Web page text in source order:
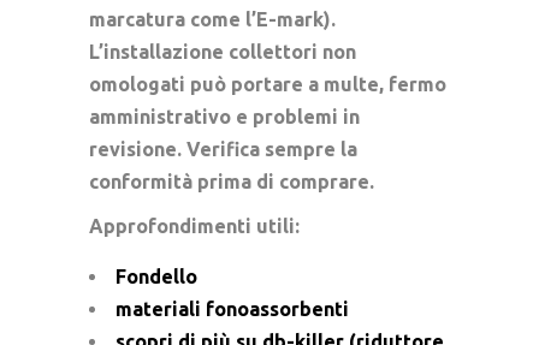
marcatura come l’E-mark).
L’installazione collettori non
omologati può portare a multe, fermo
amministrativo e problemi in
revisione. Verifica sempre la
conformità prima di comprare.
Approfondimenti utili:
Fondello
materiali fonoassorbenti